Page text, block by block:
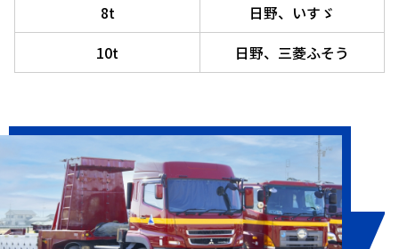
8t
日野、いすゞ
10t
日野、三菱ふそう